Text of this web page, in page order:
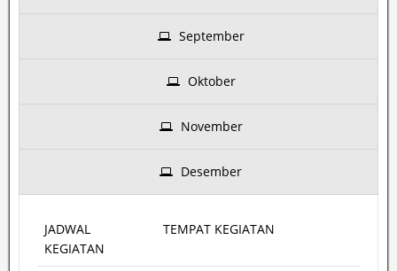
September
Oktober
November
Desember
JADWAL
KEGIATAN
TEMPAT KEGIATAN